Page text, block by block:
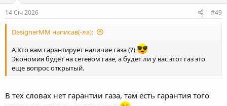
14 Січ 2026 #49
DesignerMM написав(-ла):
А Кто вам гарантирует наличие газа (?)
Экономия будет на сетевом газе, а будет ли у вас этот газ это
еще вопрос открытый.
В тех словах нет гарантии газа, там есть гарантия того